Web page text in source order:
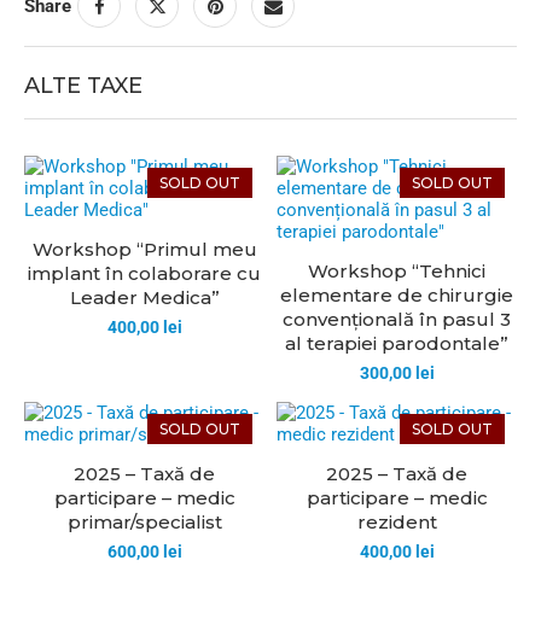
Share
ALTE TAXE
SOLD OUT
Workshop “Primul meu
implant în colaborare cu
Leader Medica”
400,00 lei
SOLD OUT
Workshop “Tehnici
elementare de chirurgie
convențională în pasul 3
al terapiei parodontale”
300,00 lei
SOLD OUT
2025 – Taxă de
participare – medic
primar/specialist
600,00 lei
SOLD OUT
2025 – Taxă de
participare – medic
rezident
400,00 lei